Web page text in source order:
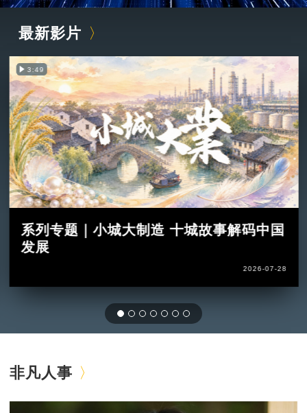
最新影片
3:49
系列专题｜小城大制造 十城故事解码中国
发展
2026-07-28
非凡人事